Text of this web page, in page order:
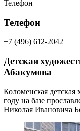
Телефон
Телефон
+7 (496) 612-2042
Детская
Абакумова
Коломенская детская
году на базе
Николая Ивановича